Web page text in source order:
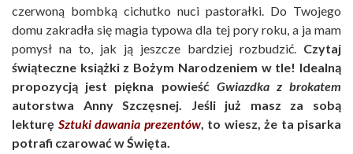
czerwoną bombką cichutko nuci pastorałki. Do Twojego
domu zakradła się magia typowa dla tej pory roku, a ja mam
pomysł na to, jak ją jeszcze bardziej rozbudzić. Czytaj
świąteczne książki z Bożym Narodzeniem w tle! Idealną
propozycją jest piękna powieść Gwiazdka z brokatem
autorstwa Anny Szczęsnej. Jeśli już masz za sobą
lekturę Sztuki dawania prezentów, to wiesz, że ta pisarka
potrafi czarować w Święta.